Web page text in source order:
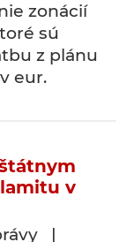
zonácií
sú
z plánu
eur.
v
|